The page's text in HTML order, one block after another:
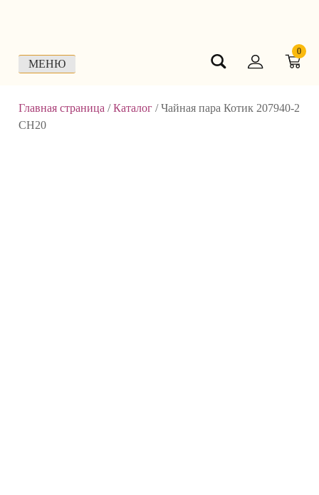
МЕНЮ
0
Главная страница /Каталог /Чайная пара Котик 207940-2
СН20